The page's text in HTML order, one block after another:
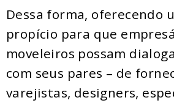
Dessa forma, oferecendo
propício para que
moveleiros possam
com seus pares – de
varejistas, designers,